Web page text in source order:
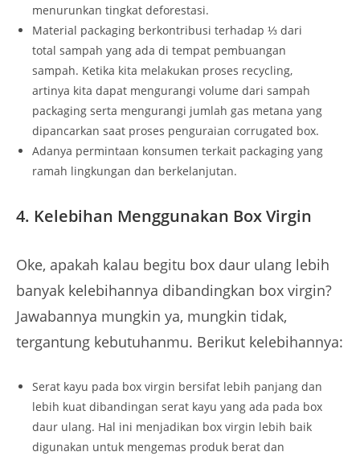
menurunkan tingkat deforestasi.
Material packaging berkontribusi terhadap ⅓ dari
total sampah yang ada di tempat pembuangan
sampah. Ketika kita melakukan proses recycling,
artinya kita dapat mengurangi volume dari sampah
packaging serta mengurangi jumlah gas metana yang
dipancarkan saat proses penguraian corrugated box.
Adanya permintaan konsumen terkait packaging yang
ramah lingkungan dan berkelanjutan.
4. Kelebihan Menggunakan Box Virgin
Oke, apakah kalau begitu box daur ulang lebih
banyak kelebihannya dibandingkan box virgin?
Jawabannya mungkin ya, mungkin tidak,
tergantung kebutuhanmu. Berikut kelebihannya:
Serat kayu pada box virgin bersifat lebih panjang dan
lebih kuat dibandingan serat kayu yang ada pada box
daur ulang. Hal ini menjadikan box virgin lebih baik
digunakan untuk mengemas produk berat dan